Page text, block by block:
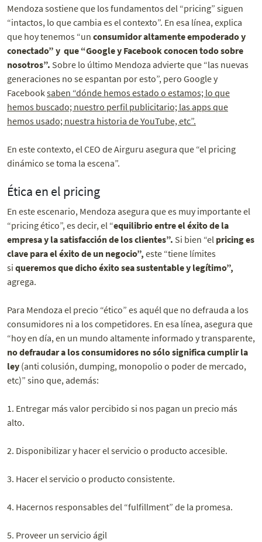
Mendoza sostiene que los fundamentos del “pricing” siguen
“intactos, lo que cambia es el contexto”. En esa línea, explica
que hoy tenemos “un consumidor altamente empoderado y
conectado” y que “Google y Facebook conocen todo sobre
nosotros”. Sobre lo último Mendoza advierte que “las nuevas
generaciones no se espantan por esto”, pero Google y
Facebooksaben “dónde hemos estado o estamos; lo que
hemos buscado; nuestro perfil publicitario; las apps que
hemos usado; nuestra historia de YouTube, etc”.
En este contexto, el CEO de Airguru asegura que “el pricing
dinámico se toma la escena”.
Ética en el pricing
En este escenario, Mendoza asegura que es muy importante el
“pricing ético”, es decir, el “equilibrio entre el éxito de la
empresa y la satisfacciónde los clientes”. Si bien “el pricing es
clave para el éxito de un negocio”, este “tiene límites
si queremos que dicho éxito sea sustentable y legítimo”,
agrega.
Para Mendoza el precio “ético” es aquél que no defrauda a los
consumidores ni a loscompetidores. En esa línea, asegura que
“hoy en día, en un mundo altamente informado y transparente,
no defraudara los consumidores no sólo significa cumplir la
ley (anti colusión, dumping, monopolio o poder de mercado,
etc)” sino que, además:
1. Entregar más valor percibido si nos pagan un precio más
alto.
2. Disponibilizar y hacer el servicio o producto accesible.
3. Hacer el servicio o producto consistente.
4. Hacernos responsables del “fulfillment” de la promesa.
5. Proveer un servicio ágil